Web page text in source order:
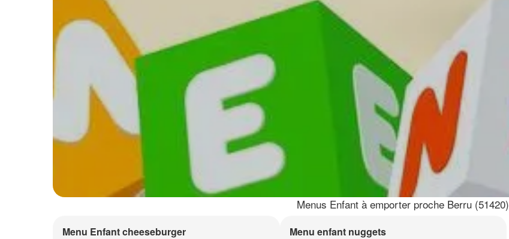
Menus Enfant à emporter proche Berru (51420)
Menu Enfant cheeseburger Menu enfant nuggets